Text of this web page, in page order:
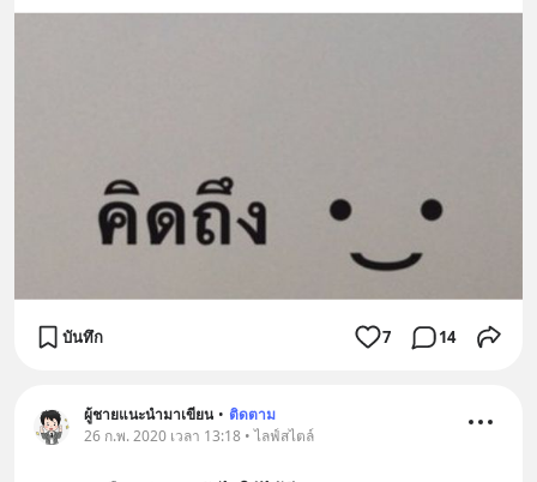
บันทึก 7 14
ผู้ชายแนะนำมาเขียน • ติดตาม
26 ก.พ. 2020 เวลา 13:18 • ไลฟ์สไตล์